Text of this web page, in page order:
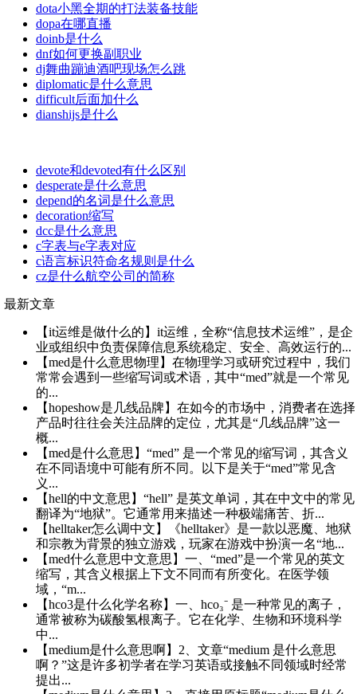
dota小黑全期的打法装备技能
dopa在哪直播
doinb是什么
dnf如何更换副职业
dj舞曲蹦迪酒吧现场怎么跳
diplomatic是什么意思
difficult后面加什么
dianshijs是什么
devote和devoted有什么区别
desperate是什么意思
depend的名词是什么意思
decoration缩写
dcc是什么意思
c字表与e字表对应
c语言标识符命名规则是什么
cz是什么航空公司的简称
最新文章
【it运维是做什么的】it运维，全称“信息技术运维”，是企
业或组织中负责保障信息系统稳定、安全、高效运行的...
【med是什么意思物理】在物理学习或研究过程中，我们
常常会遇到一些缩写词或术语，其中“med”就是一个常见
的...
【hopeshow是几线品牌】在如今的市场中，消费者在选择
产品时往往会关注品牌的定位，尤其是“几线品牌”这一
概...
【med是什么意思】“med” 是一个常见的缩写词，其含义
在不同语境中可能有所不同。以下是关于“med”常见含
义...
【hell的中文意思】“hell” 是英文单词，其在中文中的常见
翻译为“地狱”。它通常用来描述一种极端痛苦、折...
【helltaker怎么调中文】《helltaker》是一款以恶魔、地狱
和宗教为背景的独立游戏，玩家在游戏中扮演一名“地...
【med什么意思中文意思】一、“med”是一个常见的英文
缩写，其含义根据上下文不同而有所变化。在医学领
域，“m...
【hco3是什么化学名称】一、hco₃⁻ 是一种常见的离子，
通常被称为碳酸氢根离子。它在化学、生物和环境科学
中...
【medium是什么意思啊】2、文章“medium 是什么意思
啊？”这是许多初学者在学习英语或接触不同领域时经常
提出...